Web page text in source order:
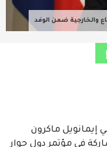
والخارجية ضمن الوفد
إيمانويل ماكرون
في مؤتمر دول جوار